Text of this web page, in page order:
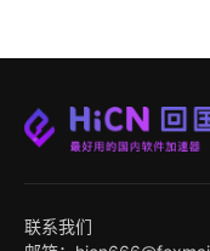
联系我们